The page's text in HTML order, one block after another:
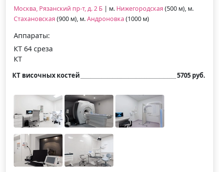
Москва, Рязанский пр-т, д. 2 Б | м. Нижегородская (500 м), м.
Стахановская (900 м), м.Андроновка (1000 м)
Аппараты:
КТ 64 среза
КТ
КТ височных костей 5705 руб.